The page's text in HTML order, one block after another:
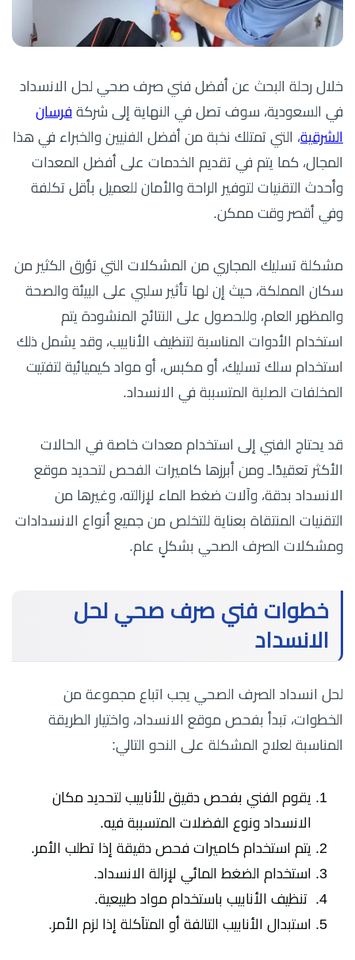
خلال رحلة البحث عن أفضل فني صرف صحي لحل الانسداد
في السعودية، سوف تصل في النهاية إلى شركة فرسان
الشرقية، التي تمتلك نخبة من أفضل الفنيين والخبراء في هذا
المجال، كما يتم في تقديم الخدمات على أفضل المعدات
وأحدث التقنيات لتوفير الراحة والأمان للعميل بأقل تكلفة
وفي أقصر وقت ممكن.
مشكلة تسليك المجاري من المشكلات التي تؤرق الكثير من
سكان المملكة، حيث إن لها تأثير سلبي على البيئة والصحة
والمظهر العام، وللحصول على النتائج المنشودة يتم
استخدام الأدوات المناسبة لتنظيف الأنابيب، وقد يشمل ذلك
استخدام سلك تسليك، أو مكبس، أو مواد كيميائية لتفتيت
المخلفات الصلبة المتسببة في الانسداد.
قد يحتاج الفني إلى استخدام معدات خاصة في الحالات
الأكثر تعقيدًاـ ومن أبرزها كاميرات الفحص لتحديد موقع
الانسداد بدقة، وآلات ضغط الماء لإزالته، وغيرها من
التقنيات المنتقاة بعناية للتخلص من جميع أنواع الانسدادات
ومشكلات الصرف الصحي بشكلٍ عام.
خطوات فني صرف صحي لحل
الانسداد
لحل انسداد الصرف الصحي يجب اتباع مجموعة من
الخطوات، تبدأ بفحص موقع الانسداد، واختيار الطريقة
المناسبة لعلاج المشكلة على النحو التالي:
يقوم الفني بفحص دقيق للأنابيب لتحديد مكان
الانسداد ونوع الفضلات المتسببة فيه.
يتم استخدام كاميرات فحص دقيقة إذا تطلب الأمر.
استخدام الضغط المائي لإزالة الانسداد.
تنظيف الأنابيب باستخدام مواد طبيعية.
استبدال الأنابيب التالفة أو المتآكلة إذا لزم الأمر.